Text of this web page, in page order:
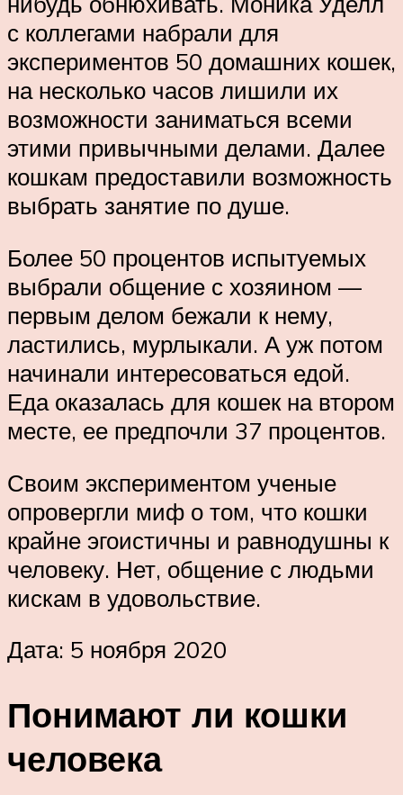
с коллегами набрали для
экспериментов 50 домашних кошек,
на несколько часов лишили их
возможности заниматься всеми
этими привычными делами. Далее
кошкам предоставили возможность
выбрать занятие по душе.
Более 50 процентов испытуемых
выбрали общение с хозяином —
первым делом бежали к нему,
ластились, мурлыкали. А уж потом
начинали интересоваться едой.
Еда оказалась для кошек на втором
месте, ее предпочли 37 процентов.
Своим экспериментом ученые
опровергли миф о том, что кошки
крайне эгоистичны и равнодушны к
человеку. Нет, общение с людьми
кискам в удовольствие.
Дата: 5 ноября 2020
Понимают ли кошки
человека